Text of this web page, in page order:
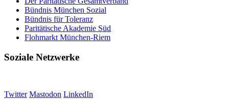
Bündnis München Sozial
Bündnis für Toleranz
Paritätische Akademie Süd
Flohmarkt München-Riem
Soziale Netzwerke
Twitter Mastodon LinkedIn